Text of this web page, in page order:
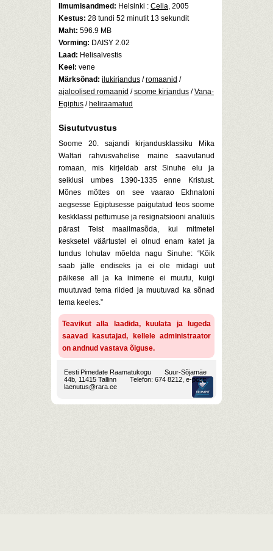
Ilmumisandmed: Helsinki : Celia, 2005
Kestus: 28 tundi 52 minutit 13 sekundit
Maht: 596.9 MB
Vorming: DAISY 2.02
Laad: Helisalvestis
Keel: vene
Märksõnad: ilukirjandus /romaanid /
ajaloolised romaanid /soome kirjandus /Vana-
Egiptus / heliraamatud
Sisututvustus
Soome 20. sajandi kirjandusklassiku Mika
Waltari rahvusvahelise maine saavutanud
romaan, mis kirjeldab arst Sinuhe elu ja
seiklusi umbes 1390-1335 enne Kristust.
Mõnes mõttes on see vaarao Ekhnatoni
aegsesse Egiptusesse paigutatud teos soome
keskklassi pettumuse ja resignatsiooni analüüs
pärast Teist maailmasõda, kui mitmetel
kesksetel väärtustel ei olnud enam katet ja
tundus lohutav mõelda nagu Sinuhe: “Kõik
saab jälle endiseks ja ei ole midagi uut
päikese all ja ka inimene ei muutu, kuigi
muutuvad tema riided ja muutuvad ka sõnad
tema keeles.”
Teavikut alla laadida, kuulata ja lugeda
saavad kasutajad, kellele administraator
on andnud vastava õiguse.
Eesti Pimedate Raamatukogu
Suur-Sõjamäe
44b, 11415 Tallinn
Telefon: 674 8212, e-post:
laenutus@rara.ee